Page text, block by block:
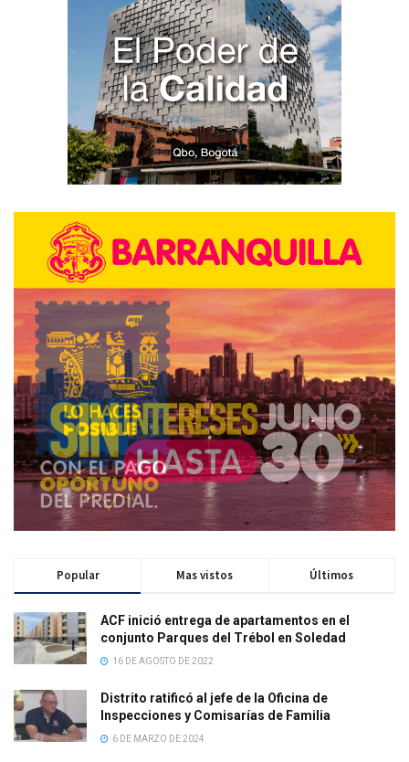
Popular Mas vistos Últimos
ACF inició entrega de apartamentos en el
conjunto Parques del Trébol en Soledad
16 DE AGOSTO DE 2022
Distrito ratificó al jefe de la Oficina de
Inspecciones y Comisarías de Familia
6 DE MARZO DE 2024